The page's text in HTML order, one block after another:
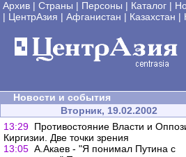
Архив | Страны | Персоны | Каталог |
| ЦентрАзия | Афганистан | Казахстан |
Новости и события
Вторник, 19.02.2002
13:29 Противостояние Власти и
Киргизии. Две точки зрения
13:05 А.Акаев - "Я понимал Путина с